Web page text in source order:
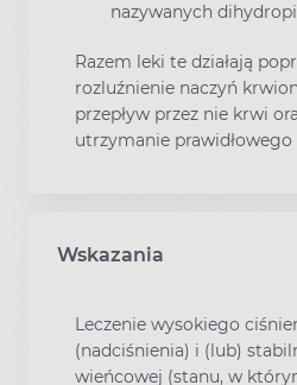
nazywanych
Razem leki te działają
rozluźnienie naczyń
przepływ przez nie krwi
utrzymanie prawidłowego
Wskazania
Leczenie wysokiego
(nadciśnienia) i (lub)
wieńcowej (stanu, w